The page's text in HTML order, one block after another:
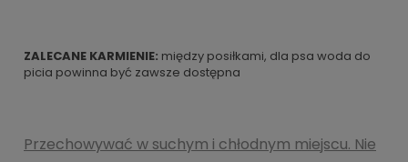
ZALECANE KARMIENIE: między posiłkami, dla psa woda do
picia powinna być zawsze dostępna
Przechowywać w suchym i chłodnym miejscu. Nie